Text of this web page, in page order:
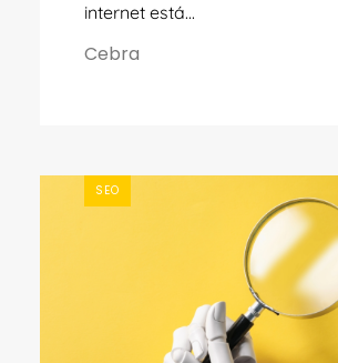
internet está...
Cebra
SEO